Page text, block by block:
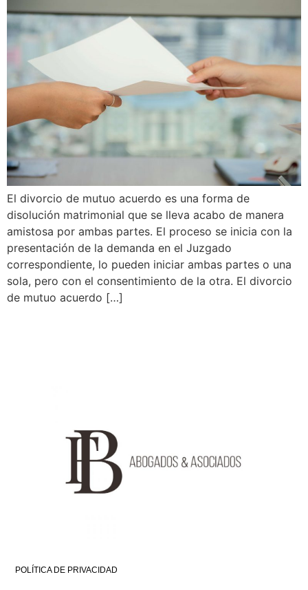
El divorcio de mutuo acuerdo es una forma de
disolución matrimonial que se lleva acabo de manera
amistosa por ambas partes. El proceso se inicia con la
presentación de la demanda en el Juzgado
correspondiente, lo pueden iniciar ambas partes o una
sola, pero con el consentimiento de la otra. El divorcio
de mutuo acuerdo […]
POLÍTICA DE PRIVACIDAD